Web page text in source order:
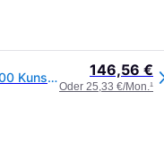
METABO Sander SR 2185 600441500 Kunststoffkoffer 146,56 €
Oder 25,33 €/Mon.¹